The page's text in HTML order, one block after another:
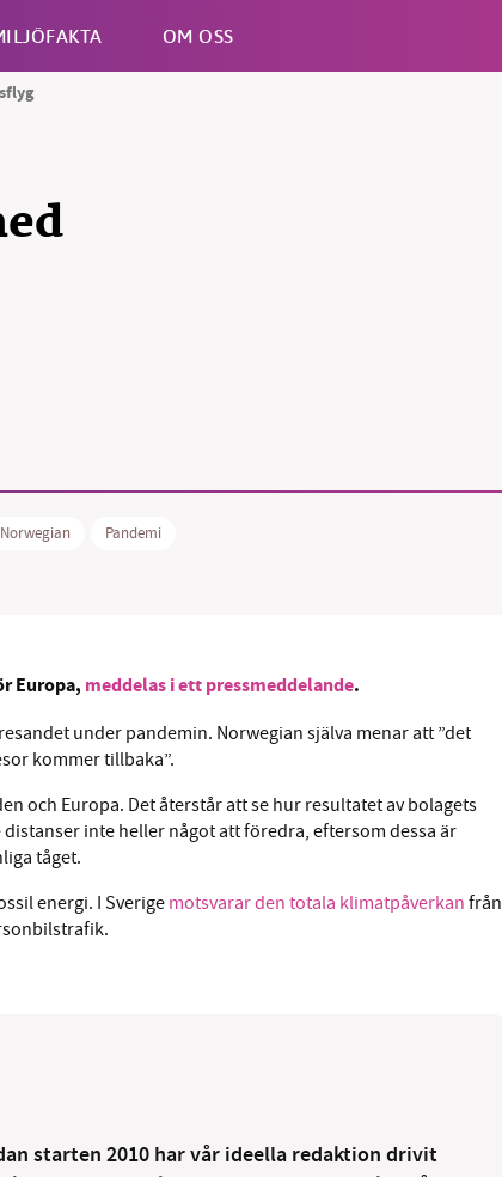
OM OSS
Norwegian Pandemi
Europa, meddelas i ett pressmeddelande.
under pandemin. Norwegian själva menar att ”det
kommer tillbaka”.
och Europa. Det återstår att se hur resultatet av bolagets
inte heller något att föredra, eftersom dessa är
tåget.
energi. I Sverige motsvarar den totala klimatpåverkan från
starten 2010 har vår ideella redaktion drivit
Stötta vårt arbete genom att swisha en slant till